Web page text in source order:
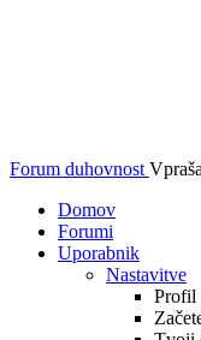
Forum duhovnost
Domov
Forumi
Uporabnik
Nastavitve
Profil